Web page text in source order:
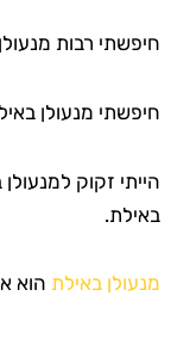
חיפשתי רבות
חיפשתי מנעולן
הייתי זקוק
באילת.
מנעולן באילת הוא